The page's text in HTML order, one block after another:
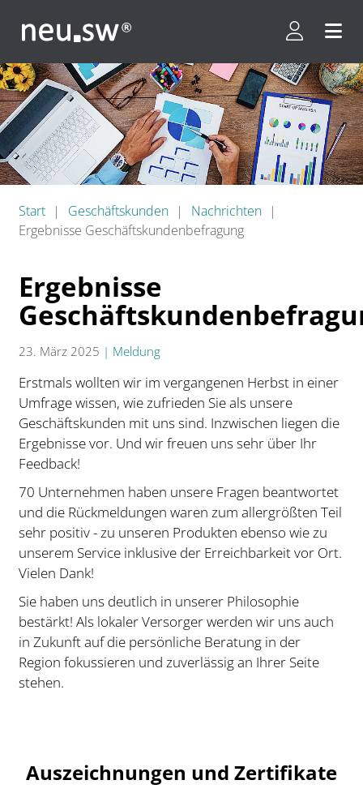
Start Geschäftskunden
Nachrichten
Ergebnisse Geschäftskundenbefragung
Ergebnisse
23. März 2025 | Meldung
Erstmals wollten wir im vergangenen Herbst in einer
Umfrage wissen, wie zufrieden Sie als unsere
Geschäftskunden mit uns sind. Inzwischen liegen die
Ergebnisse vor. Und wir freuen uns sehr über Ihr
Feedback!
70 Unternehmen haben unsere Fragen beantwortet
und die Rückmeldungen waren zum allergrößten Teil
sehr positiv - zu unseren Produkten ebenso wie zu
unserem Service inklusive der Erreichbarkeit vor Ort.
Vielen Dank!
Sie haben uns deutlich in unserer Philosophie
bestärkt! Als lokaler Versorger werden wir uns auch
in Zukunft auf die persönliche Beratung in der
Region fokussieren und zuverlässig an Ihrer Seite
stehen.
Auszeichnungen und Zertifikate